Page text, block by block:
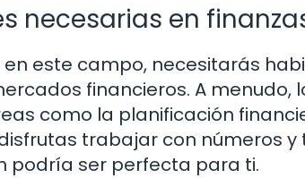
necesarias en
este campo, necesitarás
financieros. A
como la planificación
disfrutas trabajar con números
podría ser perfecta para ti.